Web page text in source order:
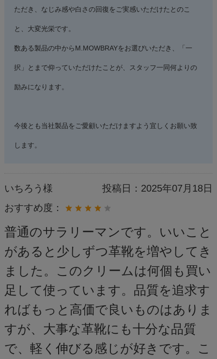
ただき、なじみ感や白さの回復をご実感いただけたとのこ
と、大変光栄です。
数ある製品の中からM.MOWBRAYをお選びいただき、「一
択」とまで仰っていただけたことが、スタッフ一同何よりの
励みになります。
今後とも当社製品をご愛顧いただけますよう宜しくお願い致
します。
いちろう様 投稿日： 2025年07月18日
おすすめ度：
普通のサラリーマンです。いいこと
があると少しずつ革靴を増やしてき
ました。このクリームは何個も買い
足して使っています。品質を追求す
ればもっと高価で良いものはありま
すが、大事な革靴にも十分な品質
で、軽く伸びる感じが好きです。こ